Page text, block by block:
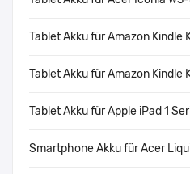
Tablet Akku für Amazon Kindle
Tablet Akku für Amazon Kindle
Tablet Akku für Apple iPad 1
Smartphone Akku für Acer